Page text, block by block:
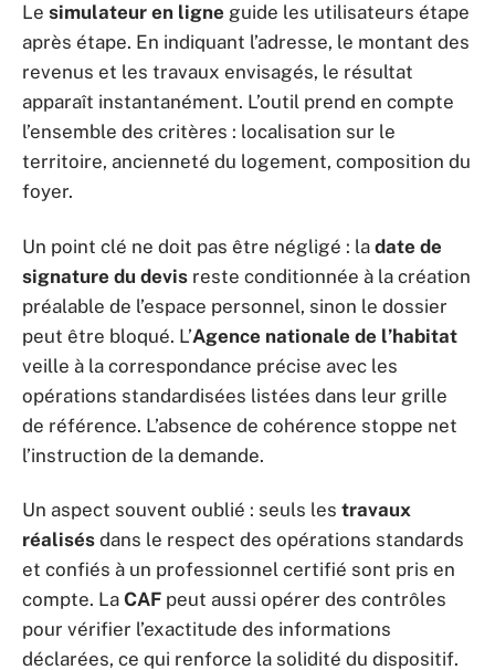
Le simulateur en ligne guide les utilisateurs étape
après étape. En indiquant l’adresse, le montant des
revenus et les travaux envisagés, le résultat
apparaît instantanément. L’outil prend en compte
l’ensemble des critères : localisation sur le
territoire, ancienneté du logement, composition du
foyer.
Un point clé ne doit pas être négligé : la date de
signature du devis reste conditionnée à la création
préalable de l’espace personnel, sinon le dossier
peut être bloqué. L’Agence nationale de l’habitat
veille à la correspondance précise avec les
opérations standardisées listées dans leur grille
de référence. L’absence de cohérence stoppe net
l’instruction de la demande.
Un aspect souvent oublié : seuls les travaux
réalisés dans le respect des opérations standards
et confiés à un professionnel certifié sont pris en
compte. La CAF peut aussi opérer des contrôles
pour vérifier l’exactitude des informations
déclarées, ce qui renforce la solidité du dispositif.